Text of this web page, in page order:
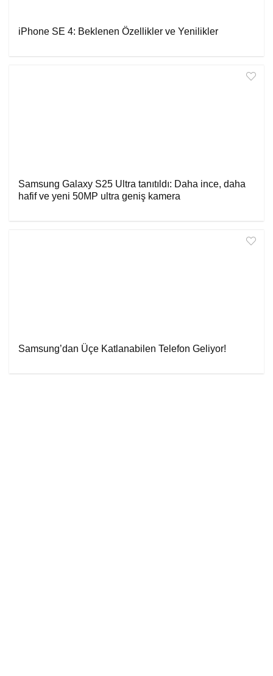
iPhone SE 4: Beklenen Özellikler ve Yenilikler
Samsung Galaxy S25 Ultra tanıtıldı: Daha ince, daha
hafif ve yeni 50MP ultra geniş kamera
Samsung’dan Üçe Katlanabilen Telefon Geliyor!